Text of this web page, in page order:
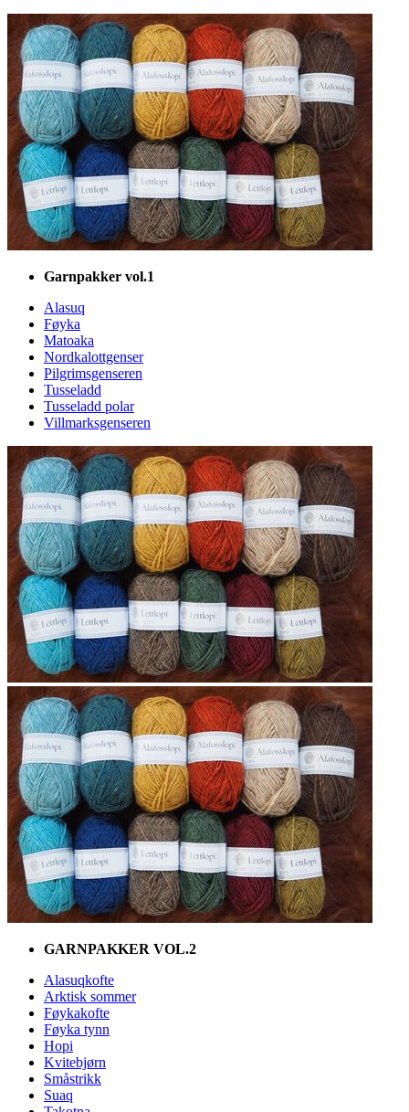
Garnpakker vol.1
Alasuq
Føyka
Matoaka
Nordkalottgenser
Pilgrimsgenseren
Tusseladd
Tusseladd polar
Villmarksgenseren
GARNPAKKER VOL.2
Alasuqkofte
Arktisk sommer
Føykakofte
Føyka tynn
Hopi
Kvitebjørn
Småstrikk
Suaq